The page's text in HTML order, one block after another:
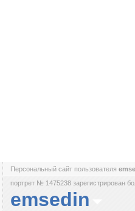
Персональный сайт пользователя
портрет № 1475238 зарегистрирован
emsedin